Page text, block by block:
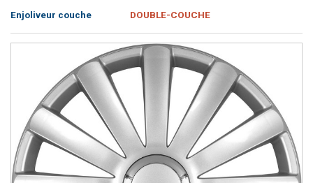
Enjoliveur couche DOUBLE-COUCHE